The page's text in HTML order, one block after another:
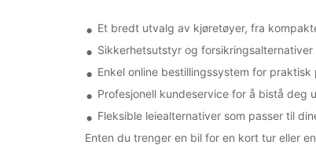
Et bredt utvalg av kjøretøyer, fra
Sikkerhetsutstyr og
Enkel online bestillingssystem for
Profesjonell kundeservice for å bistå deg
Fleksible leiealternativer som passer til
Enten du trenger en bil for en kort tur eller